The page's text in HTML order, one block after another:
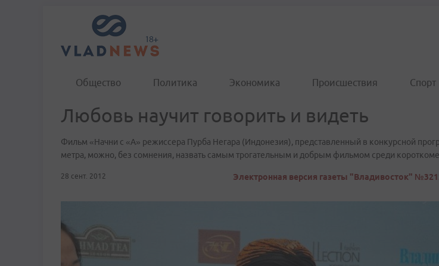
Общество Политика Экономика Происшествия Спорт
Любовь научит говорить и видеть
Фильм «Начни с «А» режиссера Пурба Негара (Индонезия), представленный в конкурсной
метра, можно, без сомнения, назвать самым трогательным и добрым фильмом среди
28 сент. 2012 Электронная версия газеты "Владивосток"